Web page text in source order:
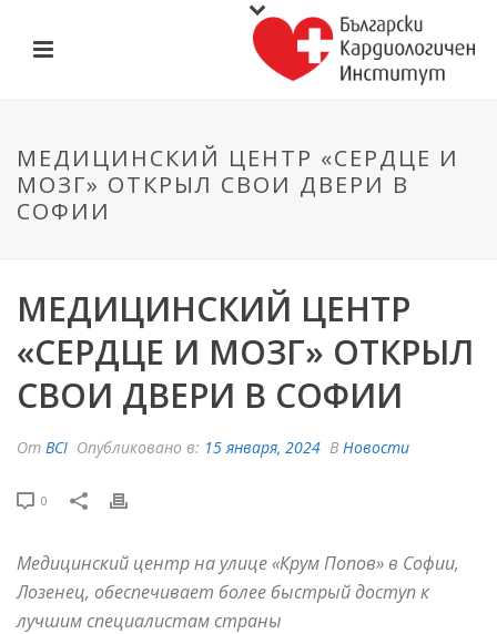
МЕДИЦИНСКИЙ ЦЕНТР «СЕРДЦЕ И
MОЗГ» ОТКРЫЛ СВОИ ДВЕРИ В
СОФИИ
МЕДИЦИНСКИЙ ЦЕНТР
«СЕРДЦЕ И MОЗГ» ОТКРЫЛ
СВОИ ДВЕРИ В СОФИИ
От BCI Опубликовано в: 15 января, 2024 В Новости
0
Медицинский центр на улице «Крум Попов» в Софии,
Лозенец, обеспечивает более быстрый доступ к
лучшим специалистам страны